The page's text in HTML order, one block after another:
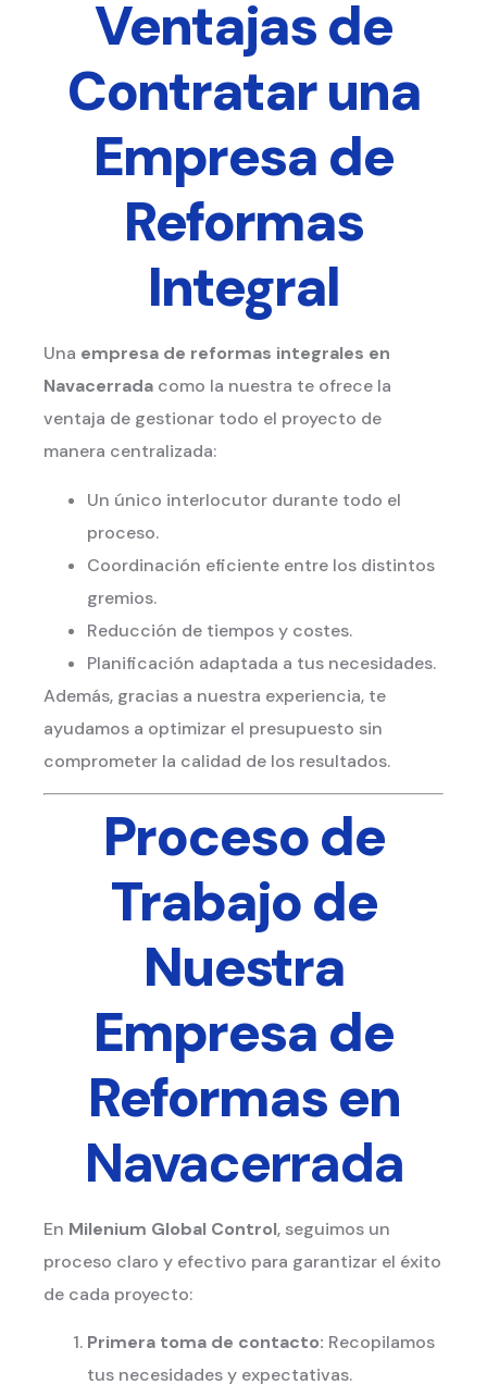
Ventajas de
Contratar una
Empresa de
Reformas
Integral
Una empresa de reformas integrales en
Navacerrada como la nuestra te ofrece la
ventaja de gestionar todo el proyecto de
manera centralizada:
Un único interlocutor durante todo el
proceso.
Coordinación eficiente entre los distintos
gremios.
Reducción de tiempos y costes.
Planificación adaptada a tus necesidades.
Además, gracias a nuestra experiencia, te
ayudamos a optimizar el presupuesto sin
comprometer la calidad de los resultados.
Proceso de
Trabajo de
Nuestra
Empresa de
Reformas en
Navacerrada
En Milenium Global Control, seguimos un
proceso claro y efectivo para garantizar el éxito
de cada proyecto:
Primera toma de contacto: Recopilamos
tus necesidades y expectativas.